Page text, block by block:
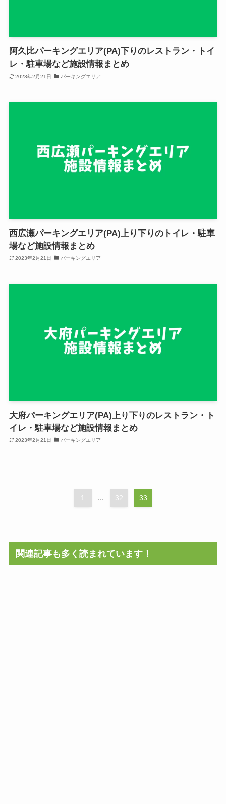
阿久比パーキングエリア(PA)下りのレストラン・トイ
レ・駐車場など施設情報まとめ
2023年2月21日 パーキングエリア
西広瀬パーキングエリア(PA)上り下りのトイレ・駐車
場など施設情報まとめ
2023年2月21日 パーキングエリア
大府パーキングエリア(PA)上り下りのレストラン・ト
イレ・駐車場など施設情報まとめ
2023年2月21日 パーキングエリア
1 32 33
関連記事も多く読まれています！